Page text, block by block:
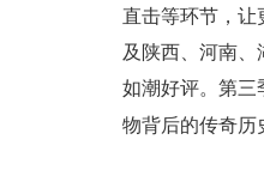
直击等环节，让
及陕西、河南
如潮好评。
第三
物背后的传奇历